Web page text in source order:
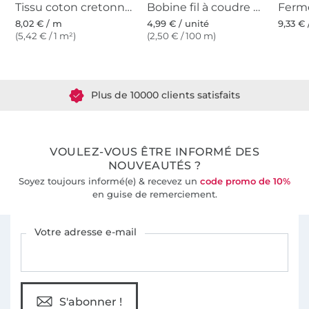
Tissu coton cretonne fanion, bordeaux
8,02 € / m
(5,42 € / 1 m²)
Bobine fil à coudre Gütermann 200m polyester, (367) rouge orange
4,99 € / unité
(2,50 € / 100 m)
9,33
Plus de 10000 clients satisfaits
VOULEZ-VOUS ÊTRE INFORMÉ DES
NOUVEAUTÉS ?
Soyez toujours informé(e) & recevez un code promo de 10%
en guise de remerciement.
Votre adresse e-mail
S'abonner !